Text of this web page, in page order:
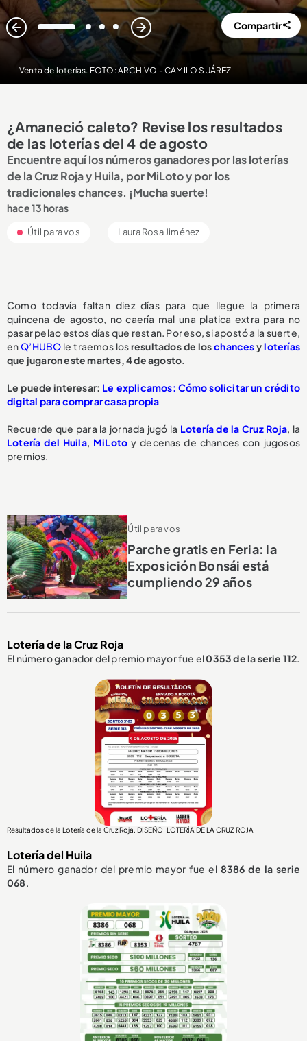
Venta de loterías. FOTO: ARCHIVO - CAMILO SUÁREZ
1 2 3 4 Compartir
¿Amaneció caleto? Revise los resultados
de las loterías del 4 de agosto
Encuentre aquí los números ganadores por las loterías
de la Cruz Roja y Huila, por MiLoto y por los
tradicionales chances. ¡Mucha suerte!
hace 13 horas
Útil para vos Laura Rosa Jiménez
Como todavía faltan diez días para que llegue la primera
quincena de agosto, no caería mal una platica extra para no
pasar pelao estos días que restan. Por eso, si apostó a la suerte,
enQ’HUBO le traemos losresultados de loschancesyloterías
que jugaron este martes, 4 de agosto.
Le puede interesar: Le explicamos: Cómo solicitar un crédito
digital para comprar casa propia
Recuerde que para la jornada jugó la Lotería de la Cruz Roja, la
Lotería del Huila, MiLoto y decenas de chances con jugosos
premios.
Útil para vos
Parche gratis en Feria: la
Exposición Bonsái está
cumpliendo 29 años
Lotería de la Cruz Roja
El número ganador del premio mayor fue el0353de la serie 112.
Resultados de la Lotería de la Cruz Roja. DISEÑO: LOTERÍA DE LA CRUZ ROJA
Lotería del Huila
El número ganador del premio mayor fue el 8386 de la serie
068.